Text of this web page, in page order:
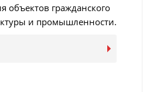
объектов гражданского
и промышленности.